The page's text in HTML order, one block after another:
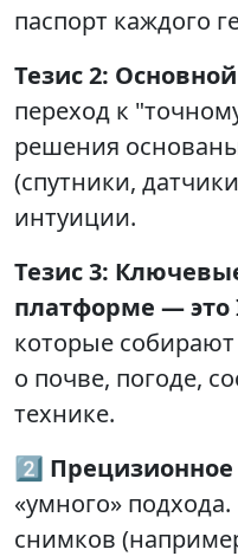
паспорт каждого
Тезис 2:
переход к
решения
(спутники,
интуиции.
Тезис 3:
платформе — это
которые
о почве, погоде,
технике.
2️⃣
«умного»
снимков